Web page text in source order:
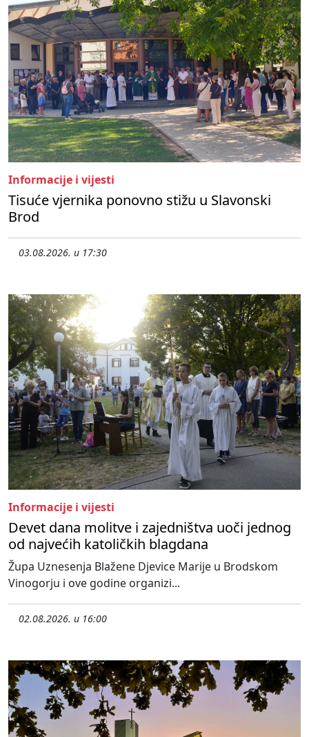
Informacije i vijesti
Tisuće vjernika ponovno stižu u Slavonski
Brod
03.08.2026. u 17:30
Informacije i vijesti
Devet dana molitve i zajedništva uoči jednog
od najvećih katoličkih blagdana
Župa Uznesenja Blažene Djevice Marije u Brodskom
Vinogorju i ove godine organizi...
02.08.2026. u 16:00